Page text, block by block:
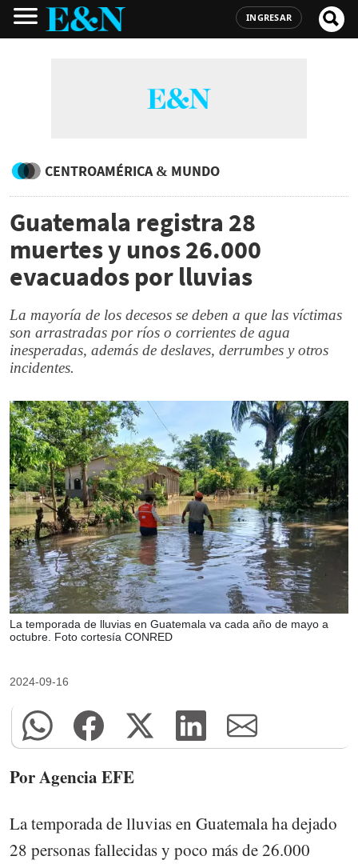
INGRESAR
CENTROAMÉRICA & MUNDO
Guatemala registra 28
muertes y unos 26.000
evacuados por lluvias
La mayoría de los decesos se deben a que las víctimas
son arrastradas por ríos o corrientes de agua
inesperadas, además de deslaves, derrumbes y otros
incidentes.
La temporada de lluvias en Guatemala va cada año de mayo a
octubre. Foto cortesía CONRED
2024-09-16
Por Agencia EFE
La temporada de lluvias en Guatemala ha dejado
28 personas fallecidas y poco más de 26.000